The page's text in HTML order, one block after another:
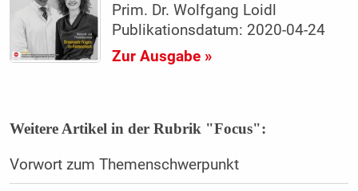
Prim. Dr. Wolfgang Loidl
Publikationsdatum: 2020-04-24
Zur Ausgabe »
Weitere Artikel in der Rubrik "Focus":
Vorwort zum Themenschwerpunkt